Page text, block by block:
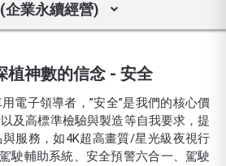
(企業永續經營)
植神數的信念 - 安全
電子領導者，”安全”是我們的核心價
及高標準檢驗與製造等自我要求，提
服務，如4K超高畫質/星光級夜視行
駛輔助系統、安全預警六合一、駕駛